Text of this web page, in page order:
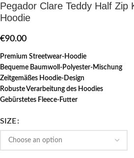
Pegador Clare Teddy Half Zip
Hoodie
€90.00
Premium Streetwear-Hoodie
Bequeme Baumwoll-Polyester-Mischung
Zeitgemäßes Hoodie-Design
Robuste Verarbeitung des Hoodies
Gebürstetes Fleece-Futter
SIZE